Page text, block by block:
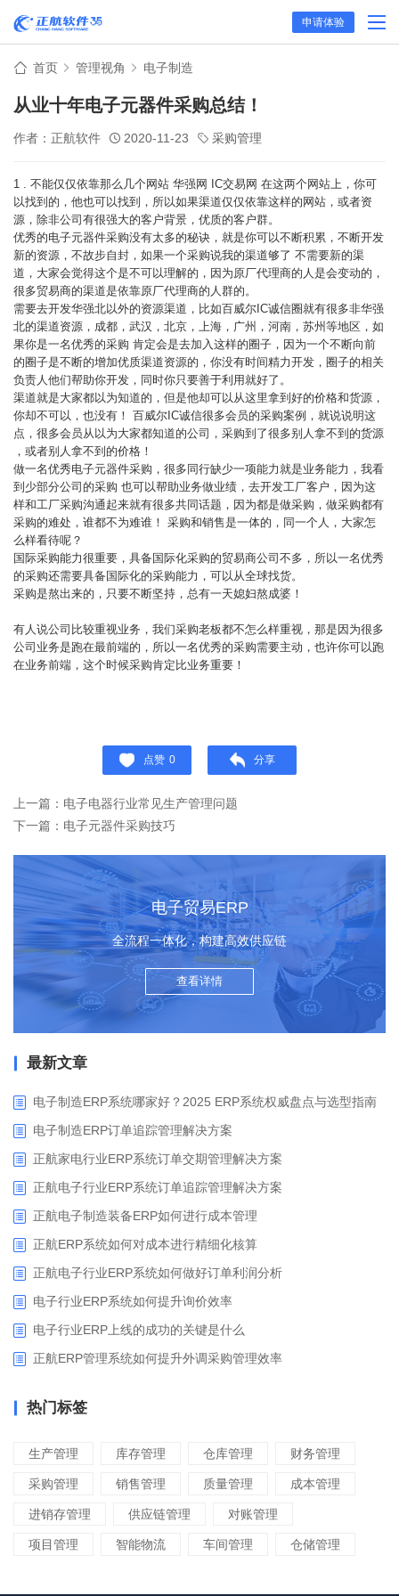
申请体验
首页 管理视角 电子制造
从业十年电子元器件采购总结！
作者：正航软件 2020-11-23 采购管理
1 . 不能仅仅依靠那么几个网站 华强网 IC交易网 在这两个网站上，你可
以找到的，他也可以找到，所以如果渠道仅仅依靠这样的网站，或者资
源，除非公司有很强大的客户背景，优质的客户群。
优秀的电子元器件采购没有太多的秘诀，就是你可以不断积累，不断开发
新的资源，不故步自封，如果一个采购说我的渠道够了 不需要新的渠
道，大家会觉得这个是不可以理解的，因为原厂代理商的人是会变动的，
很多贸易商的渠道是依靠原厂代理商的人群的。
需要去开发华强北以外的资源渠道，比如百威尔IC诚信圈就有很多非华强
北的渠道资源，成都，武汉，北京，上海，广州，河南，苏州等地区，如
果你是一名优秀的采购 肯定会是去加入这样的圈子，因为一个不断向前
的圈子是不断的增加优质渠道资源的，你没有时间精力开发，圈子的相关
负责人他们帮助你开发，同时你只要善于利用就好了。
渠道就是大家都以为知道的，但是他却可以从这里拿到好的价格和货源，
你却不可以，也没有！ 百威尔IC诚信很多会员的采购案例，就说说明这
点，很多会员从以为大家都知道的公司，采购到了很多别人拿不到的货源
，或者别人拿不到的价格！
做一名优秀电子元器件采购，很多同行缺少一项能力就是业务能力，我看
到少部分公司的采购 也可以帮助业务做业绩，去开发工厂客户，因为这
样和工厂采购沟通起来就有很多共同话题，因为都是做采购，做采购都有
采购的难处，谁都不为难谁！ 采购和销售是一体的，同一个人，大家怎
么样看待呢？
国际采购能力很重要，具备国际化采购的贸易商公司不多，所以一名优秀
的采购还需要具备国际化的采购能力，可以从全球找货。
采购是熬出来的，只要不断坚持，总有一天媳妇熬成婆！
有人说公司比较重视业务，我们采购老板都不怎么样重视，那是因为很多
公司业务是跑在最前端的，所以一名优秀的采购需要主动，也许你可以跑
在业务前端，这个时候采购肯定比业务重要！
点赞 0 分享
上一篇：电子电器行业常见生产管理问题
下一篇：电子元器件采购技巧
电子贸易ERP
全流程一体化，构建高效供应链
查看详情
最新文章
电子制造ERP系统哪家好？2025 ERP系统权威盘点与选型指南
电子制造ERP订单追踪管理解决方案
正航家电行业ERP系统订单交期管理解决方案
正航电子行业ERP系统订单追踪管理解决方案
正航电子制造装备ERP如何进行成本管理
正航ERP系统如何对成本进行精细化核算
正航电子行业ERP系统如何做好订单利润分析
电子行业ERP系统如何提升询价效率
电子行业ERP上线的成功的关键是什么
正航ERP管理系统如何提升外调采购管理效率
热门标签
生产管理 库存管理 仓库管理 财务管理
采购管理 销售管理 质量管理 成本管理
进销存管理 供应链管理 对账管理
项目管理 智能物流 车间管理 仓储管理